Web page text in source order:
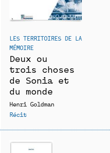
LES TERRITOIRES DE LA
MÉMOIRE
Deux ou
trois choses
de Sonia et
du monde
Henri Goldman
Récit